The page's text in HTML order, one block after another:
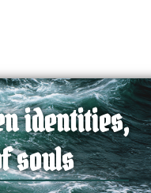
identities,
souls